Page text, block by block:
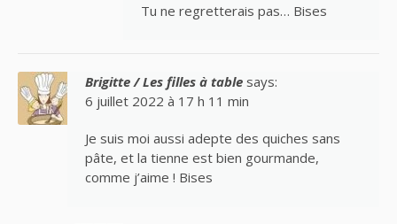
Tu ne regretterais pas… Bises
Brigitte / Les filles à table says:
6 juillet 2022 à 17 h 11 min
Je suis moi aussi adepte des quiches sans
pâte, et la tienne est bien gourmande,
comme j’aime ! Bises